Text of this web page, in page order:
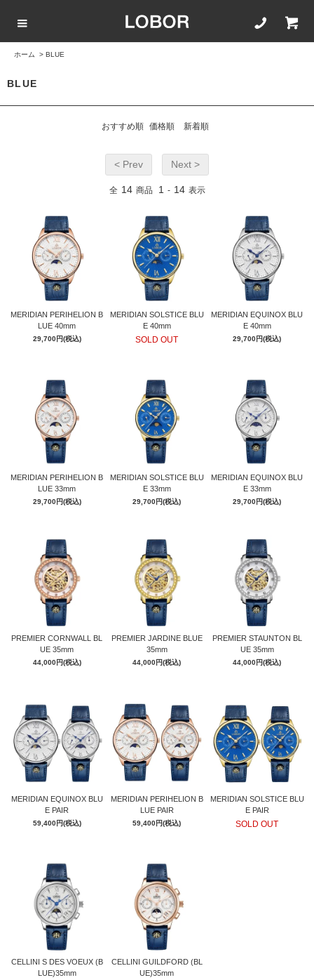
ROSEGOLD
BLUE
SILVER
ホーム > BLUE
BLUE
おすすめ順 価格順 新着順
< Prev Next >
全 14 商品 1 - 14 表示
MERIDIAN PERIHELION B
LUE 40mm
29,700円(税込)
MERIDIAN SOLSTICE BLU
E 40mm
SOLD OUT
MERIDIAN EQUINOX BLU
E 40mm
29,700円(税込)
MERIDIAN PERIHELION B
LUE 33mm
29,700円(税込)
MERIDIAN SOLSTICE BLU
E 33mm
29,700円(税込)
MERIDIAN EQUINOX BLU
E 33mm
29,700円(税込)
PREMIER CORNWALL BL
UE 35mm
44,000円(税込)
PREMIER JARDINE BLUE
35mm
44,000円(税込)
PREMIER STAUNTON BL
UE 35mm
44,000円(税込)
MERIDIAN EQUINOX BLU
E PAIR
59,400円(税込)
MERIDIAN PERIHELION B
LUE PAIR
59,400円(税込)
MERIDIAN SOLSTICE BLU
E PAIR
SOLD OUT
CELLINI S DES VOEUX (B
LUE)35mm
CELLINI GUILDFORD (BL
UE)35mm